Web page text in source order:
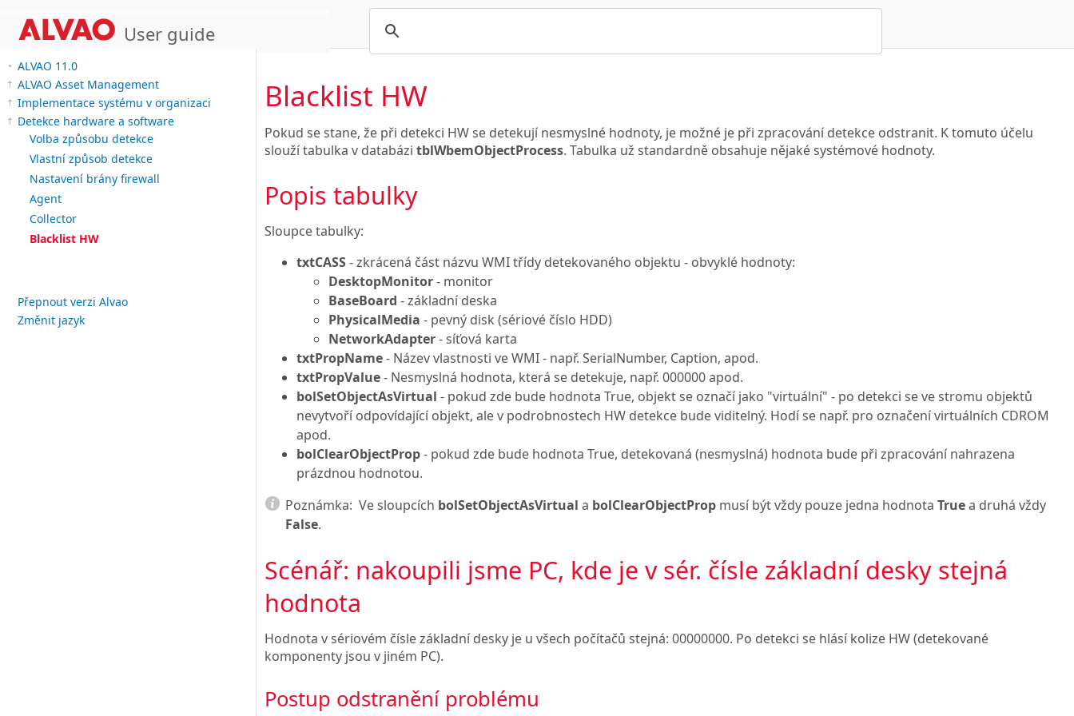
User guide
ALVAO 11.0
ALVAO Asset Management
Implementace systému v organizaci
Detekce hardware a software
Volba způsobu detekce
Vlastní způsob detekce
Nastavení brány firewall
Agent
Collector
Blacklist HW
Přepnout verzi Alvao
Změnit jazyk
Blacklist HW
Pokud se stane, že při detekci HW se detekují nesmyslné hodnoty, je možné je při zpracování detekce odstranit. K tomuto účelu
slouží tabulka v databázi tblWbemObjectProcess. Tabulka už standardně obsahuje nějaké systémové hodnoty.
Popis tabulky
Sloupce tabulky:
txtCASS- zkrácená část názvu WMI třídy detekovaného objektu - obvyklé hodnoty:
DesktopMonitor- monitor
BaseBoard - základní deska
PhysicalMedia - pevný disk (sériové číslo HDD)
NetworkAdapter- síťová karta
txtPropName- Název vlastnosti ve WMI - např. SerialNumber, Caption, apod.
txtPropValue- Nesmyslná hodnota, která se detekuje, např. 000000 apod.
bolSetObjectAsVirtual - pokud zde bude hodnota True, objekt se označí jako "virtuální" - po detekci se ve stromu objektů
nevytvoří odpovídající objekt, ale v podrobnostech HW detekce bude viditelný. Hodí se např. pro označení virtuálních CDROM
apod.
bolClearObjectProp- pokud zde bude hodnota True, detekovaná (nesmyslná) hodnota bude při zpracování nahrazena
prázdnou hodnotou.
Poznámka: Ve sloupcích bolSetObjectAsVirtual a bolClearObjectProp musí být vždy pouze jedna hodnota Truea druhá vždy
False.
Scénář: nakoupili jsme PC, kde je v sér. čísle základní desky stejná
hodnota
Hodnota v sériovém čísle základní desky je u všech počítačů stejná: 00000000. Po detekci se hlásí kolize HW (detekované
komponenty jsou v jiném PC).
Postup odstranění problému